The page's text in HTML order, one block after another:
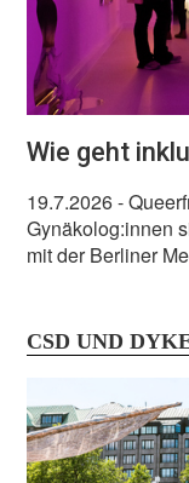
Wie geht
19.7.2026-
Gynäkolog:innen
mit der Berliner
CSD UND